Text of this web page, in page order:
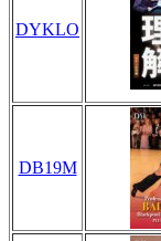
DYKLO
DB19M